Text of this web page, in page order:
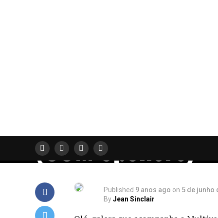
(COM Spoilers)
Published 9 anos ago on 5 de junho
ByJean Sinclair